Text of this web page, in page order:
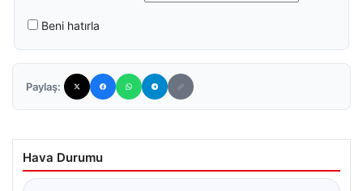
Beni hatırla
Paylaş:
Hava Durumu